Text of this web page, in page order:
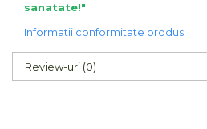
sanatate!"
Informatii conformitate produs
Review-uri (0)